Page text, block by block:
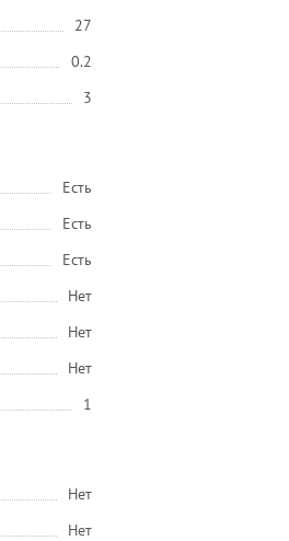
27
0.2
3
Есть
Есть
Есть
Нет
Нет
Нет
1
Нет
Нет